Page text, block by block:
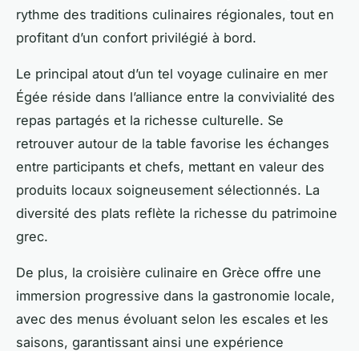
rythme des traditions culinaires régionales, tout en
profitant d’un confort privilégié à bord.
Le principal atout d’un tel voyage culinaire en mer
Égée réside dans l’alliance entre la convivialité des
repas partagés et la richesse culturelle. Se
retrouver autour de la table favorise les échanges
entre participants et chefs, mettant en valeur des
produits locaux soigneusement sélectionnés. La
diversité des plats reflète la richesse du patrimoine
grec.
De plus, la croisière culinaire en Grèce offre une
immersion progressive dans la gastronomie locale,
avec des menus évoluant selon les escales et les
saisons, garantissant ainsi une expérience